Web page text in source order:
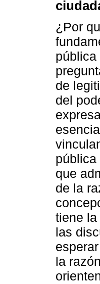
¿Por
pública
de
del
que
de la
tiene
las
la